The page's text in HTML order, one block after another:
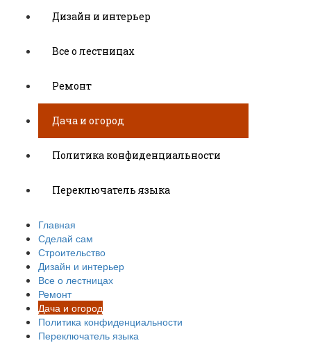
Дизайн и интерьер
Все о лестницах
Ремонт
Дача и огород
Политика конфиденциальности
Переключатель языка
Главная
Сделай сам
Строительство
Дизайн и интерьер
Все о лестницах
Ремонт
Дача и огород
Политика конфиденциальности
Переключатель языка